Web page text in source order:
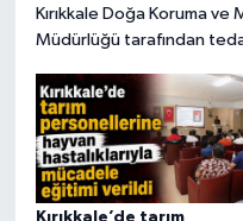
Kırıkkale Doğa Koruma ve
Müdürlüğü tarafından
bırakıldı.
Kırıkkale’de tarım